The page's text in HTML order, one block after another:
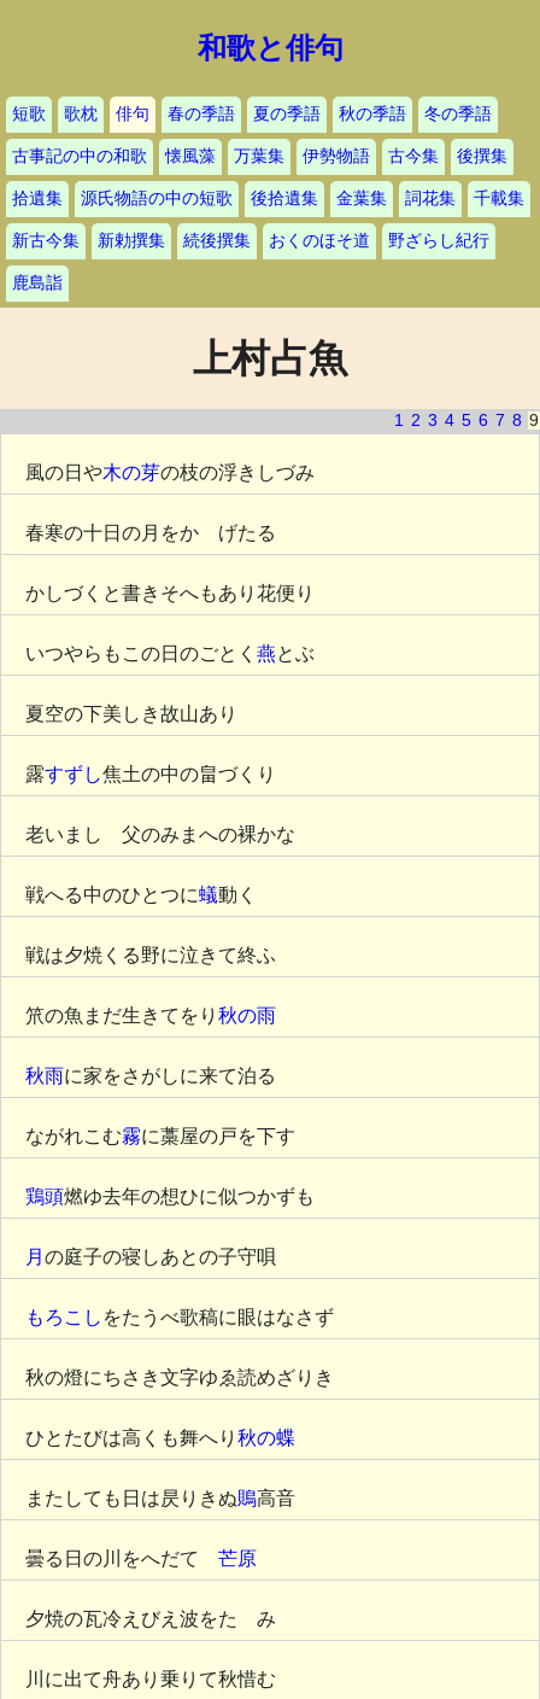
和歌と俳句
短歌 歌枕 俳句 春の季語 夏の季語 秋の季語 冬の季語
古事記の中の和歌 懐風藻 万葉集 伊勢物語 古今集 後撰集
拾遺集 源氏物語の中の短歌 後拾遺集 金葉集 詞花集 千載集
新古今集 新勅撰集 続後撰集 おくのほそ道 野ざらし紀行
鹿島詣
上村占魚
1 2 3 4 5 6 7 8 9
風の日や木の芽の枝の浮きしづみ
春寒の十日の月をかゝげたる
かしづくと書きそへもあり花便り
いつやらもこの日のごとく 燕とぶ
夏空の下美しき故山あり
露すずし焦土の中の畠づくり
老いましゝ父のみまへの裸かな
戦へる中のひとつに蟻動く
戦は夕焼くる野に泣きて終ふ
笊の魚まだ生きてをり 秋の雨
秋雨に家をさがしに来て泊る
ながれこむ霧に藁屋の戸を下す
鶏頭燃ゆ去年の想ひに似つかずも
月 の庭子の寝しあとの子守唄
もろこし をたうべ歌稿に眼はなさず
秋の燈にちさき文字ゆゑ読めざりき
ひとたびは高くも舞へり 秋の蝶
またしても日は昃りきぬ鵙高音
曇る日の川をへだてゝ 芒原
夕焼の瓦冷えびえ波をたゝみ
川に出て舟あり乗りて秋惜む